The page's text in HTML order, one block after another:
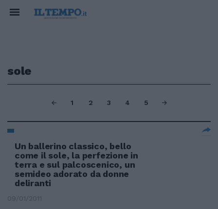
sole
1 2 3 4 5
Un ballerino classico, bello
come il sole, la perfezione in
terra e sul palcoscenico, un
semideo adorato da donne
deliranti
09/01/2011